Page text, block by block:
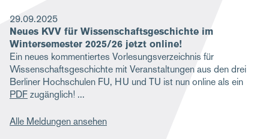
n
29.09.2025
Neues KVV für Wissenschaftsgeschichte im
Wintersemester 2025/26 jetzt online!
Ein neues kommentiertes Vorlesungsverzeichnis für
Wissenschaftsgeschichte mit Veranstaltungen aus den drei
Berliner Hochschulen FU, HU und TU ist nun online als ein
PDFzugänglich!
Alle Meldungen ansehen